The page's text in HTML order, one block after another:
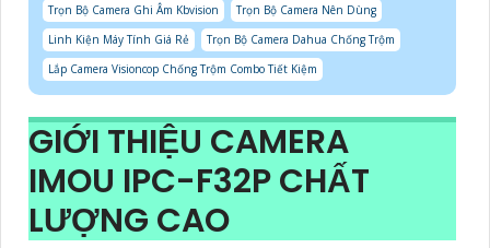
Trọn Bộ Camera Ghi Âm Kbvision
Trọn Bộ Camera Nên Dùng
Linh Kiện Máy Tính Giá Rẻ
Trọn Bộ Camera Dahua Chống Trộm
Lắp Camera Visioncop Chống Trộm Combo Tiết Kiệm
GIỚI THIỆU CAMERA
IMOU IPC-F32P CHẤT
LƯỢNG CAO